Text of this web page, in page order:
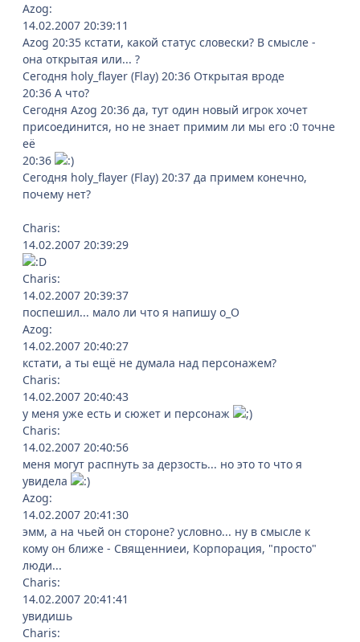
Azog:
14.02.2007 20:39:11
Azog 20:35 кстати, какой статус словески? В смысле -
она открытая или... ?
Сегодня holy_flayer (Flay) 20:36 Открытая вроде
20:36 А что?
Сегодня Azog 20:36 да, тут один новый игрок хочет
присоединится, но не знает примим ли мы его :0 точне
её
20:36
Сегодня holy_flayer (Flay) 20:37 да примем конечно,
почему нет?
Charis:
14.02.2007 20:39:29
Charis:
14.02.2007 20:39:37
поспешил... мало ли что я напишу о_О
Azog:
14.02.2007 20:40:27
кстати, а ты ещё не думала над персонажем?
Charis:
14.02.2007 20:40:43
у меня уже есть и сюжет и персонаж
Charis:
14.02.2007 20:40:56
меня могут распнуть за дерзость... но это то что я
увидела
Azog:
14.02.2007 20:41:30
эмм, а на чьей он стороне? условно... ну в смысле к
кому он ближе - Священниеи, Корпорация, "просто"
люди...
Charis:
14.02.2007 20:41:41
увидишь
Charis: